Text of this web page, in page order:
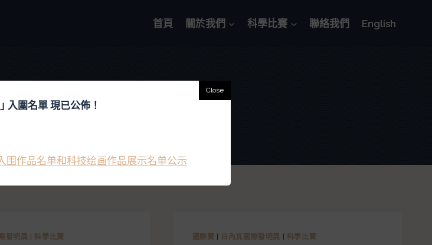
首頁 關於我們 科學比賽 聯絡我們 English
際發明展
發明展 科學比賽 國際賽 日內瓦國際發明展 科學比賽
入圍名單 現已公佈！
围作品名单和科技绘画作品展示名单公示